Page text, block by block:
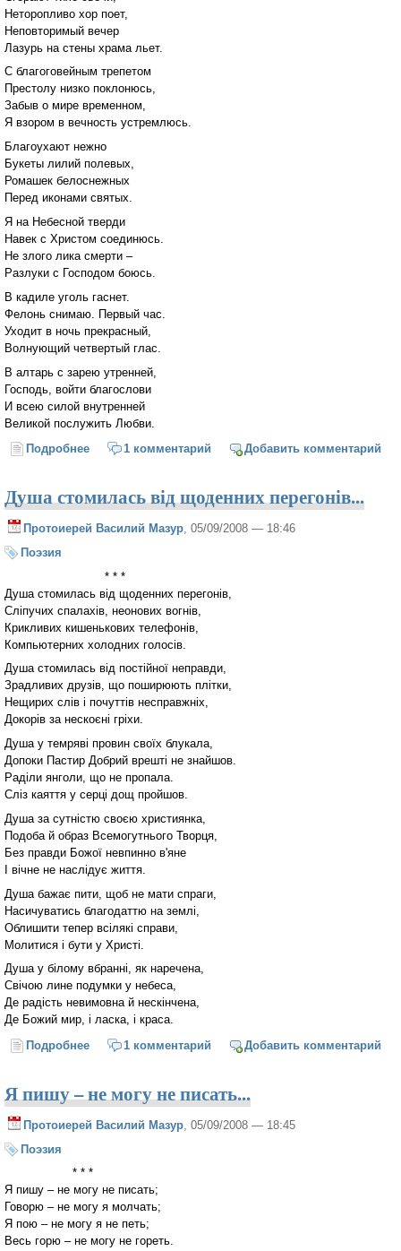
Неторопливо хор поет,
Неповторимый вечер
Лазурь на стены храма льет.
С благоговейным трепетом
Престолу низко поклонюсь,
Забыв о мире временном,
Я взором в вечность устремлюсь.
Благоухают нежно
Букеты лилий полевых,
Ромашек белоснежных
Перед иконами святых.
Я на Небесной тверди
Навек с Христом соединюсь.
Не злого лика смерти –
Разлуки с Господом боюсь.
В кадиле уголь гаснет.
Фелонь снимаю. Первый час.
Уходит в ночь прекрасный,
Волнующий четвертый глас.
В алтарь с зарею утренней,
Господь, войти благослови
И всею силой внутренней
Великой послужить Любви.
Подробнее о В кадиле уголь тлеет...
1 комментарий Добавить комментарий
Душа стомилась від щоденних перегонів...
Протоиерей Василий Мазур , 05/09/2008 — 18:46
Поэзия
* * *
Душа стомилась від щоденних перегонів,
Сліпучих спалахів, неонових вогнів,
Крикливих кишенькових телефонів,
Компьютерних холодних голосів.
Душа стомилась від постійної неправди,
Зрадливих друзів, що поширюють плітки,
Нещирих слів і почуттів несправжніх,
Докорів за нескоєні гріхи.
Душа у темряві провин своїх блукала,
Допоки Пастир Добрий врешті не знайшов.
Раділи янголи, що не пропала.
Сліз каяття у серці дощ пройшов.
Душа за сутністю своєю християнка,
Подоба й образ Всемогутнього Творця,
Без правди Божої невпинно в'яне
І вічне не наслідує життя.
Душа бажає пити, щоб не мати спраги,
Насичуватись благодаттю на землі,
Облишити тепер всілякі справи,
Молитися і бути у Христі.
Душа у білому вбранні, як наречена,
Свічою лине подумки у небеса,
Де радість невимовна й нескінчена,
Де Божий мир, і ласка, і краса.
Подробнее о Душа стомилась від щоденних перегонів...
1 комментарий Добавить комментарий
Я пишу – не могу не писать...
Протоиерей Василий Мазур , 05/09/2008 — 18:45
Поэзия
* * *
Я пишу – не могу не писать;
Говорю – не могу я молчать;
Я пою – не могу я не петь;
Весь горю – не могу не гореть.